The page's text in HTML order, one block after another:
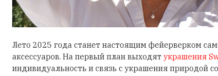
Лето 2025 года станет настоящим фейерверком
аксессуаров. На первый план выходят украшения
индивидуальность и связь с украшения природой